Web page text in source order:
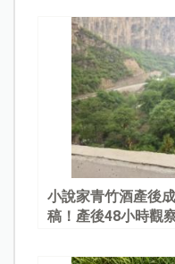
小說家青竹酒產後
稿！產後48小時觀